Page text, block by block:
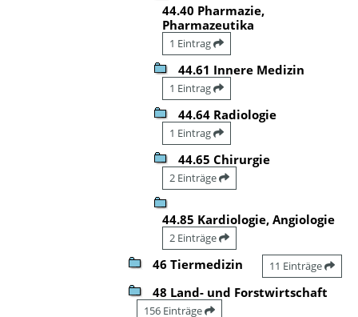
44.40 Pharmazie,
Pharmazeutika
1 Eintrag
44.61 Innere Medizin
1 Eintrag
44.64 Radiologie
1 Eintrag
44.65 Chirurgie
2 Einträge
44.85 Kardiologie, Angiologie
2 Einträge
46 Tiermedizin 11 Einträge
48 Land- und Forstwirtschaft
156 Einträge